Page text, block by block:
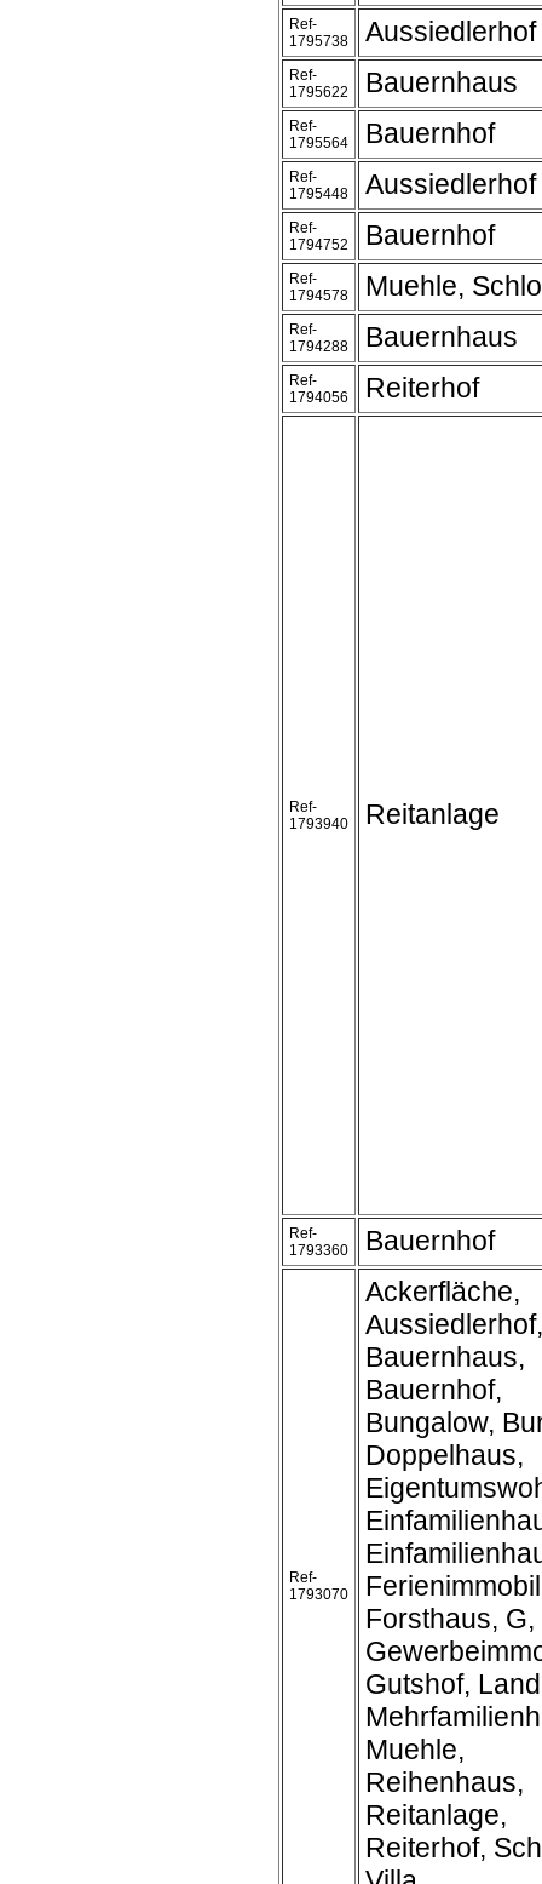
Ref-
1795738
Aussiedlerhof
Ref-
1795622
Bauernhaus
Ref-
1795564
Bauernhof
Ref-
1795448
Aussiedlerhof
Ref-
1794752
Bauernhof
Ref-
1794578
Muehle,
Ref-
1794288
Bauernhaus
Ref-
1794056
Reiterhof
Ref-
1793940
Reitanlage
Ref-
1793360
Bauernhof
Ref-
1793070
Ackerfläche,
Aussiedlerhof,
Bauernhaus,
Bauernhof,
Bungalow,
Doppelhaus,
Forsthaus, G,
Gutshof,
Muehle,
Reihenhaus,
Reitanlage,
Reiterhof,